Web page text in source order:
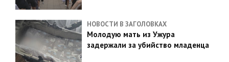
НОВОСТИ В ЗАГОЛОВКАХ
Молодую мать из Ужура
задержали за убийство младенца